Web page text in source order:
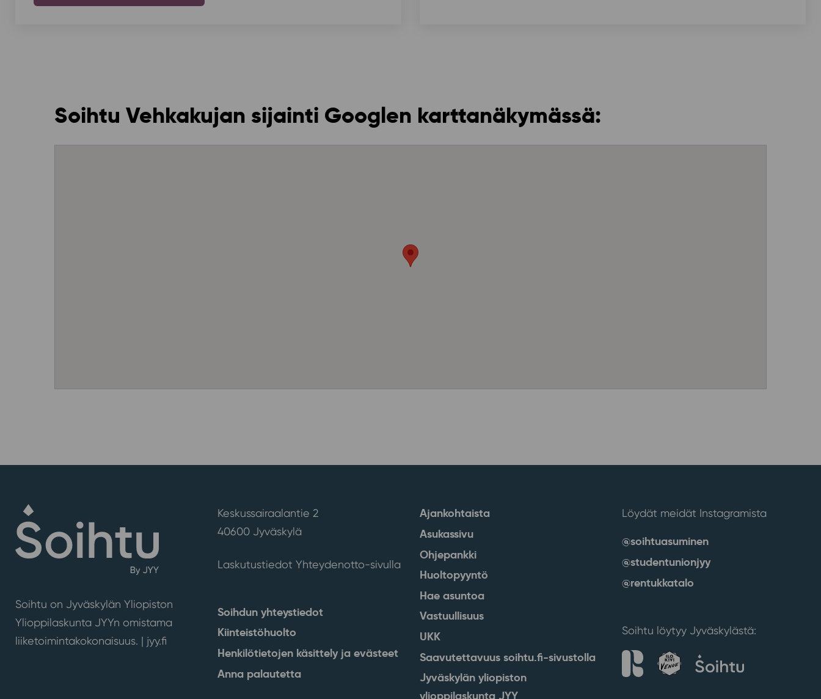
Soihtu Vehkakujan sijainti Googlen karttanäkymässä:
Soihtu on Jyväskylän Yliopiston
Ylioppilaskunta JYYn omistama
liiketoimintakokonaisuus. | jyy.fi
Keskussairaalantie 2
40600 Jyväskylä
Laskutustiedot Yhteydenotto-sivulla
Soihdun yhteystiedot
Kiinteistöhuolto
Henkilötietojen käsittely ja evästeet
Anna palautetta
Ajankohtaista
Asukassivu
Ohjepankki
Huoltopyyntö
Hae asuntoa
Vastuullisuus
UKK
Saavutettavuus soihtu.fi-sivustolla
Jyväskylän yliopiston
ylioppilaskunta JYY
Löydät meidät Instagramista
@soihtuasuminen
@studentunionjyy
@rentukkatalo
Soihtu löytyy Jyväskylästä: